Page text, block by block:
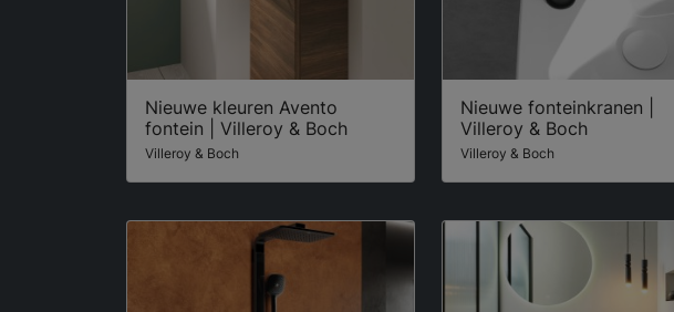
Nieuwe kleuren Avento
fontein | Villeroy & Boch
Villeroy & Boch
Nieuwe fonteinkranen |
Villeroy & Boch
Villeroy & Boch